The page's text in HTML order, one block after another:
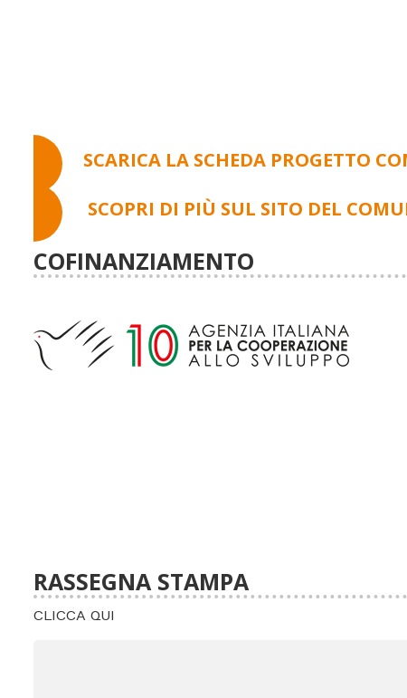
SCARICA LA SCHEDA PROGETTO
SCOPRI DI PIÙ SUL SITO DEL
COFINANZIAMENTO
RASSEGNA STAMPA
CLICCA QUI